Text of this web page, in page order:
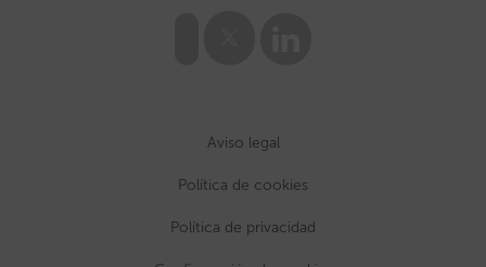
Aviso legal
Política de cookies
Política de privacidad